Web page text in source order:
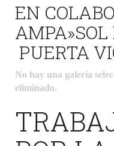
EN
PUERTA
No hay una galería
eliminado.